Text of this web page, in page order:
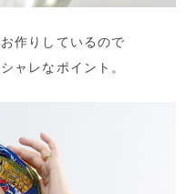
作りしているので
ャレなポイント。